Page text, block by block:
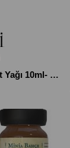
Greyfurt Yağı 10ml - Bergamot Yağı 10ml- Portakal Yağı 10ml